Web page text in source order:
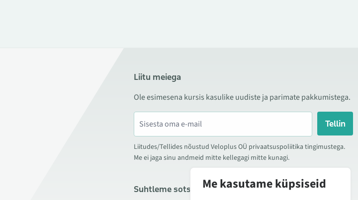
Liitu meiega
Ole esimesena kursis kasulike uudiste ja parimate pakkumistega.
Tellin
Liitudes/Tellides nõustud Veloplus OÜ privaatsuspoliitika tingimustega.
Me ei jaga sinu andmeid mitte kellegagi mitte kunagi.
Suhtleme sotsiaalmeediasMe kasutame küpsiseid